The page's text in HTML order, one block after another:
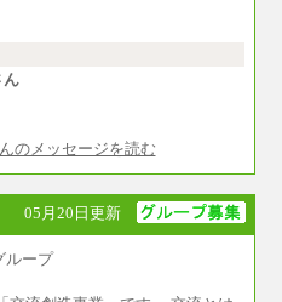
円～270,000円
円～330,000円
考慮の上、当社規定により決
与に変更はございません。
のメッセージを読む
05月20日更新